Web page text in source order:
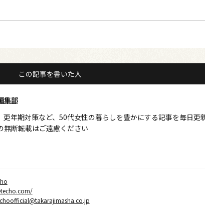
この記事を書いた人
集部
更年期対策など、50代女性の暮らしを豊かにする記事を毎日更
断転載はご遠慮ください